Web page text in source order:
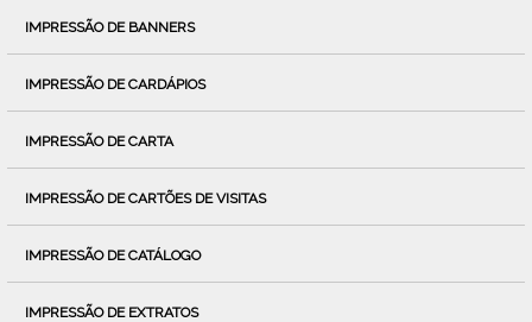
IMPRESSÃO DE BANNERS
IMPRESSÃO DE CARDÁPIOS
IMPRESSÃO DE CARTA
IMPRESSÃO DE CARTÕES DE VISITAS
IMPRESSÃO DE CATÁLOGO
IMPRESSÃO DE EXTRATOS